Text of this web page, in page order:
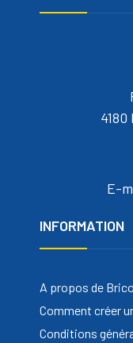
E-
INFORMATION
A propos de
Comment créer
Conditions